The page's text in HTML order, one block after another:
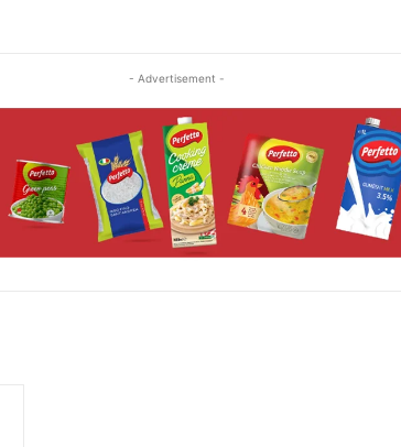
- Advertisement -